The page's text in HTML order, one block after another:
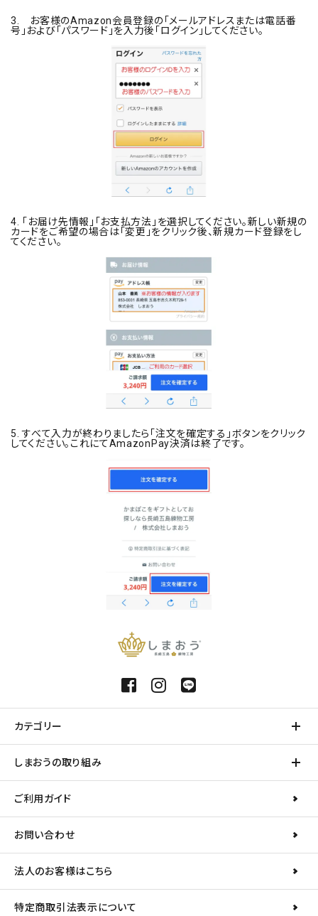
3. お客様のAmazon会員登録の「メールアドレスまたは電話番
号」および「パスワード」を入力後「ログイン」してください。
4. 「お届け先情報」「お支払方法」を選択してください。新しい新規の
カードをご希望の場合は「変更」をクリック後、新規カード登録をし
てください。
5. すべて入力が終わりましたら「注文を確定する」ボタンをクリック
してください。これにてAmazonPay決済は終了です。
カテゴリー
しまおうの取り組み
ご利用ガイド
お問い合わせ
法人のお客様はこちら
特定商取引法表示について